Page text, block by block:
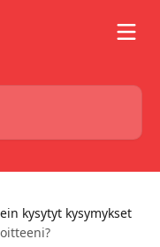
kysytyt kysymykset